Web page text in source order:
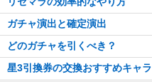
ガチャ演出と確定演出
どのガチャを引くべき？
星3引換券の交換おすすめキャラ